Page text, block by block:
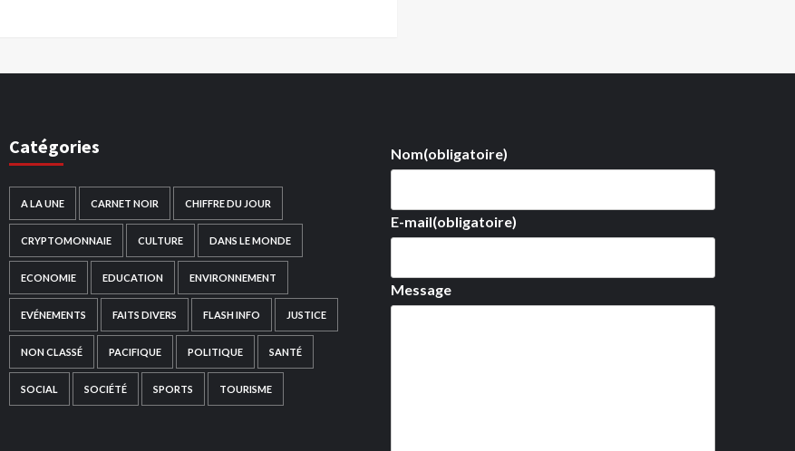
Catégories
A LA UNE CARNET NOIR CHIFFRE DU JOUR
CRYPTOMONNAIE CULTURE DANS LE MONDE
ECONOMIE EDUCATION ENVIRONNEMENT
EVÉNEMENTS FAITS DIVERS FLASH INFO JUSTICE
NON CLASSÉ PACIFIQUE POLITIQUE SANTÉ
SOCIAL SOCIÉTÉ SPORTS TOURISME
Nom(obligatoire)
E-mail(obligatoire)
Message